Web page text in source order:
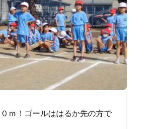
ｍ！ゴールははるか先の方で